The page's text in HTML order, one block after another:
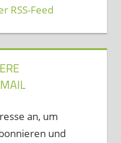
RSS-Feed
an, um
und